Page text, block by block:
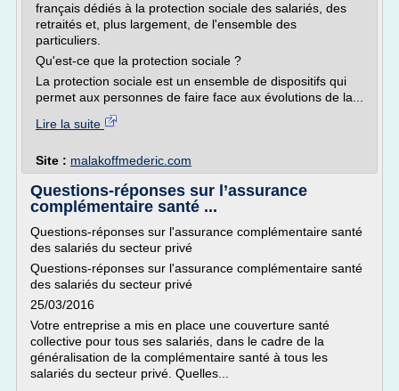
français dédiés à la protection sociale des salariés, des
retraités et, plus largement, de l'ensemble des
particuliers.
Qu'est-ce que la protection sociale ?
La protection sociale est un ensemble de dispositifs qui
permet aux personnes de faire face aux évolutions de la...
Lire la suite
Site : malakoffmederic.com
Questions-réponses sur l’assurance
complémentaire santé ...
Questions-réponses sur l'assurance complémentaire santé
des salariés du secteur privé
Questions-réponses sur l'assurance complémentaire santé
des salariés du secteur privé
25/03/2016
Votre entreprise a mis en place une couverture santé
collective pour tous ses salariés, dans le cadre de la
généralisation de la complémentaire santé à tous les
salariés du secteur privé. Quelles...